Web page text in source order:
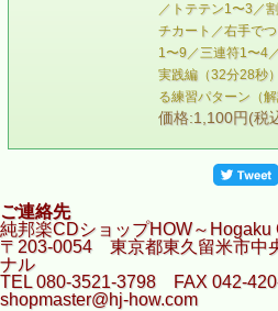
／トテテン1〜3／
チカート／右手で
1〜9／三連符1〜4
実践編（32分28秒
る練習パターン（
価格:1,100円(税
ご連絡先
純邦楽CDショップHOW～Hogaku
〒203-0054 東京都東久留米市中
ナル
TEL 080-3521-3798 FAX 042-
shopmaster@hj-how.com